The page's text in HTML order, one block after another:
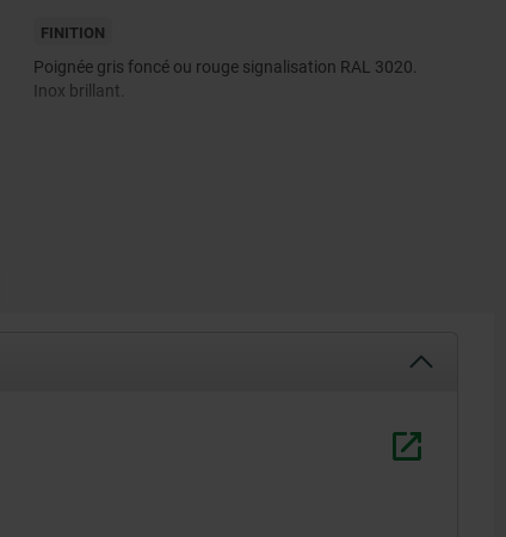
FINITION
Poignée gris foncé ou rouge signalisation RAL 3020.
Inox brillant.